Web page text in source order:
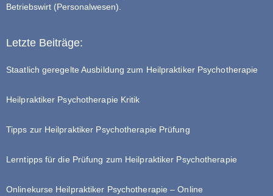
Betriebswirt (Personalwesen).
Letzte Beiträge:
Staatlich geregelte Ausbildung zum Heilpraktiker Psychotherapie
Heilpraktiker Psychotherapie Kritik
Tipps zur Heilpraktiker Psychotherapie Prüfung
Lerntipps für die Prüfung zum Heilpraktiker Psychotherapie
Onlinekurse Heilpraktiker Psychotherapie – Online